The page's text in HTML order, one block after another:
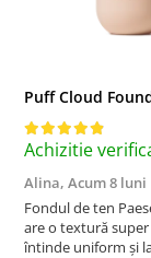
Achizitie
Alina, Acum 8 luni
Fondul de ten
are o textură super
întinde uniform și